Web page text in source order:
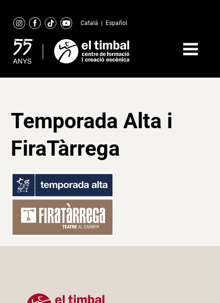
content
Català Español
Temporada Alta i
FiraTàrrega